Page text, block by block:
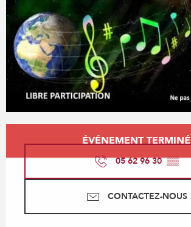
Ouverture et coordonnées
ÉVÉNEMENT TERMINÉ
05 62 96 30▒▒
CONTACTEZ-NOUS